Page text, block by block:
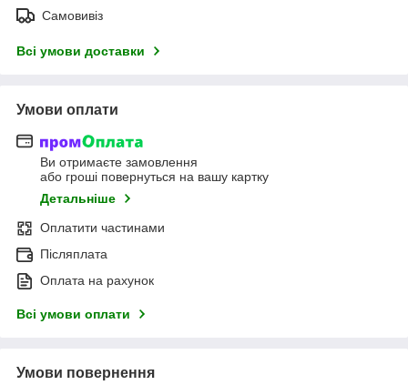
Самовивіз
Всі умови доставки
Умови оплати
Ви отримаєте замовлення
або гроші повернуться на вашу картку
Детальніше
Оплатити частинами
Післяплата
Оплата на рахунок
Всі умови оплати
Умови повернення